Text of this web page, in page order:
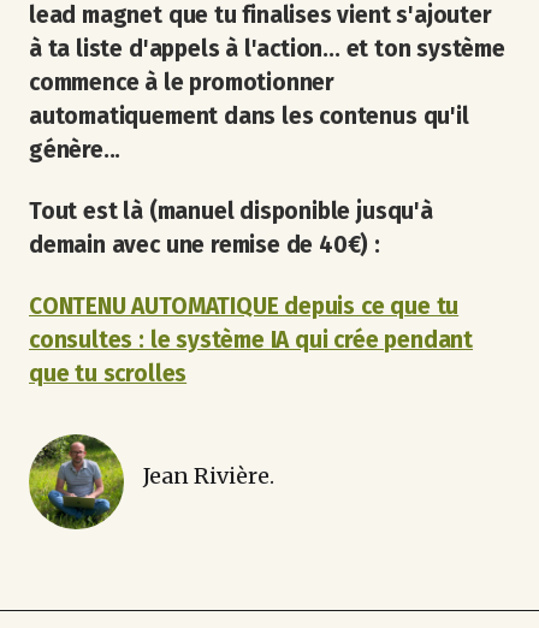
lead magnet que tu finalises vient s'ajouter
à ta liste d'appels à l'action... et ton système
commence à le promotionner
automatiquement dans les contenus qu'il
génère...
Tout est là (manuel disponible jusqu'à
demain avec une remise de 40€) :
CONTENU AUTOMATIQUE depuis ce que tu
consultes : le système IA qui crée pendant
que tu scrolles
Jean Rivière.